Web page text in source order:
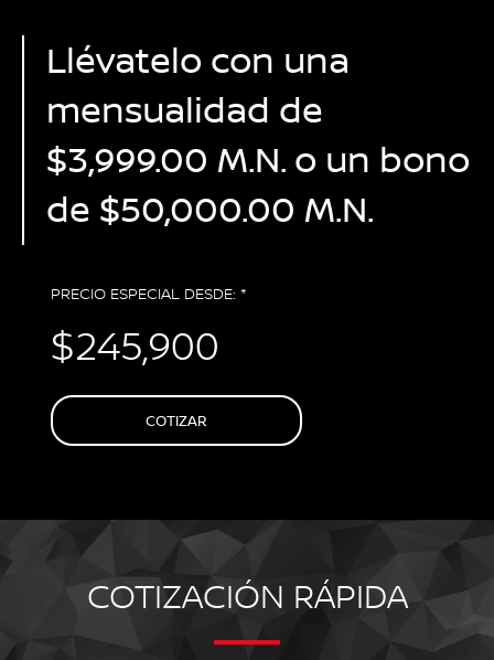
Llévatelo con una
mensualidad de
$3,999.00 M.N. o un bono
de $50,000.00 M.N.
PRECIO ESPECIAL DESDE: *
$245,900
COTIZAR
COTIZACIÓN RÁPIDA